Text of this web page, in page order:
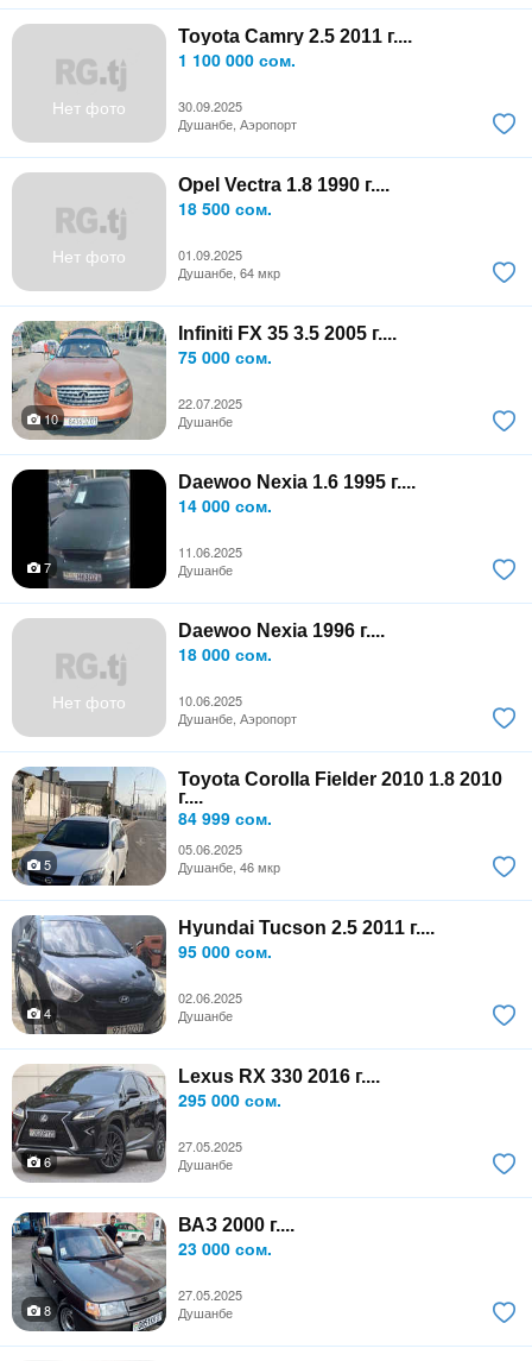
Нет фото
Toyota Camry 2.5 2011 г....
1 100 000 сом.
30.09.2025
Душанбе, Аэропорт
Нет фото
Opel Vectra 1.8 1990 г....
18 500 сом.
01.09.2025
Душанбе, 64 мкр
Infiniti FX 35 3.5 2005 г....
75 000 сом.
22.07.2025
10
Душанбе
Daewoo Nexia 1.6 1995 г....
14 000 сом.
11.06.2025
7
Душанбе
Нет фото
Daewoo Nexia 1996 г....
18 000 сом.
10.06.2025
Душанбе, Аэропорт
Toyota Corolla Fielder 2010 1.8 2010
г....
84 999 сом.
05.06.2025
5
Душанбе, 46 мкр
Hyundai Tucson 2.5 2011 г....
95 000 сом.
02.06.2025
4
Душанбе
Lexus RX 330 2016 г....
295 000 сом.
27.05.2025
6
Душанбе
ВАЗ 2000 г....
23 000 сом.
27.05.2025
8
Душанбе